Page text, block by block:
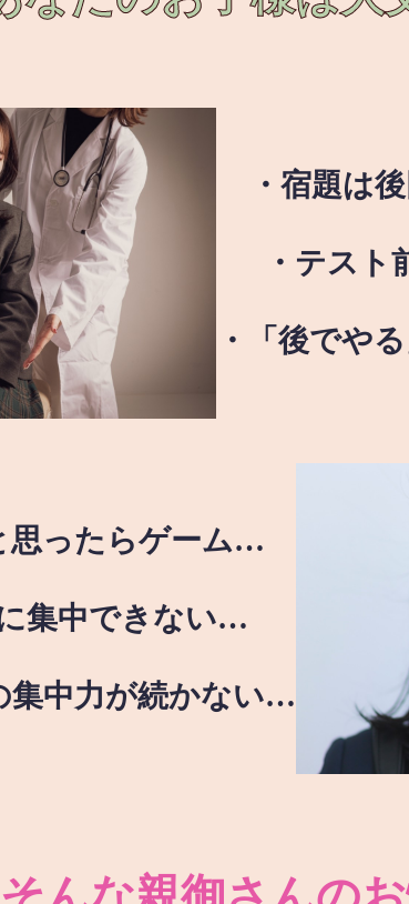
・宿題は
・テス
・「後でや
思ったらゲーム…
集中できない…
集中力が続かない…